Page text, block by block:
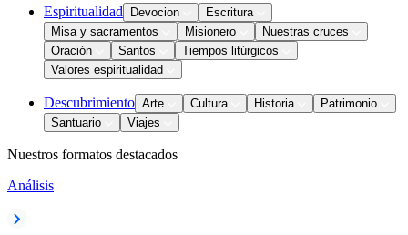
Espiritualidad Devocion
Escritura
Misa y sacramentos
Misionero
Nuestras cruces
Oración
Santos
Tiempos litúrgicos
Valores espiritualidad
Descubrimiento Arte Cultura Historia
Patrimonio
Santuario
Viajes
Nuestros formatos destacados
Análisis